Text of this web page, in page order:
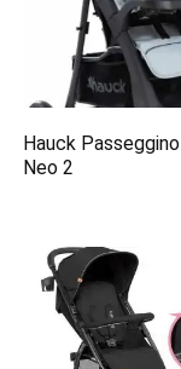
Hauck
Neo 2